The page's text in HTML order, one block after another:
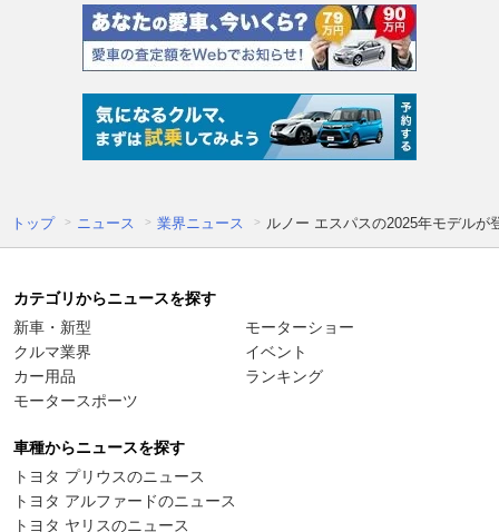
トップ ニュース 業界ニュース ルノー エスパスの2025年モデル
カテゴリからニュースを探す
新車・新型
クルマ業界
カー用品
モータースポーツ
モーターショー
イベント
ランキング
車種からニュースを探す
トヨタ プリウスのニュース
トヨタ アルファードのニュース
トヨタ ヤリスのニュース